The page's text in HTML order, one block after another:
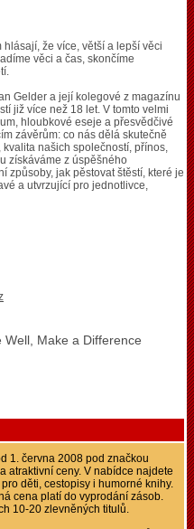
že více, větší a lepší věci
věci a čas, skončíme
Gelder a její kolegové z magazínu
již více než 18 let. V tomto velmi
hloubkové eseje a přesvědčivé
závěrům: co nás dělá skutečně
našich společností, přínos,
získáváme z úspěšného
způsoby, jak pěstovat štěstí, které je
a utvrzující pro jednotlivce,
Well, Make a Difference
1. června 2008 pod značkou
atraktivní ceny. V nabídce najdete
děti, cestopisy i humorné knihy.
cena platí do vyprodání zásob.
10-20 zlevněných titulů.